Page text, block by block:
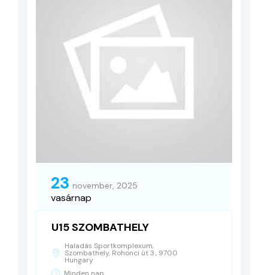
23 november, 2025
vasárnap
U15 SZOMBATHELY
Haladás Sportkomplexum,
Szombathely, Rohonci út 3., 9700
Hungary